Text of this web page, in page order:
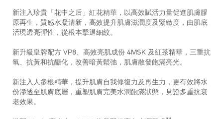
新注入珍貴「花中之后」紅花精華，以高效賦活力量促進肌膚膠
原再生，質感水凝清新，高效提升肌膚滋潤度及緊緻度，由肌底
活現透亮彈性，從根本擊退細紋。
新升級皇牌配方 VP8、高效亮肌成份 4MSK 及紅茶精華，三重抗
氧、抗黃和抗醣化，改善暗黃鬆弛，肌膚散發飽滿亮光。
新注入人參根精華，提升肌膚自我修復力及再生力，更有效將水
份滲透至肌膚底層，重塑肌膚完美水潤飽滿狀態，見證多重抗衰
老效果。